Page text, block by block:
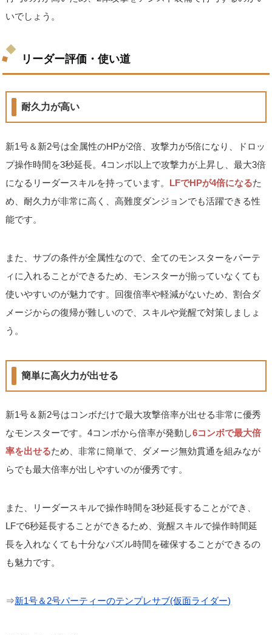
いでしょう。
リーダー評価・使い道
耐久力が高い
新1号＆新2号は全属性のHPが2倍、攻撃力が5倍になり、ドロッ
プ操作時間を3秒延長。4コンボ以上で攻撃力が上昇し、最大3倍
になるリーダースキルを持っています。 LFでHPが4倍になるた
め、耐久力が非常に高く、高難度ダンジョンでも活躍できる性
能です。
また、サブの条件が全属性なので、全てのモンスターをパーテ
ィに入れることができるため、モンスターが揃っていなくても
使いやすいのが魅力です。回復倍率や軽減がないため、割合ダ
メージからの復帰が難しいので、スキルや覚醒で対策しましょ
う。
簡単に高火力が出せる
新1号＆新2号はコンボだけで最大攻撃倍率が出せる非常に優秀
なモンスターです。4コンボから倍率が発動し6コンボで最大倍
率を出せるため、非常に簡単で、ダメージ無効貫通を組みなが
らでも最大倍率が出しやすいのが優秀です。
また、リーダースキルで操作時間を3秒延長することができ、
LFで6秒延長することができるため、覚醒スキルで操作時間延
長を入れなくても十分なパズル時間を確保することができるの
も魅力です。
⇒新1号＆2号パーティーのテンプレサブ(仮面ライダー)